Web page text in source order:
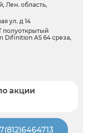
Лен. область,
ул. д 14
полуоткрытый
Difinition AS 64 среза,
акции